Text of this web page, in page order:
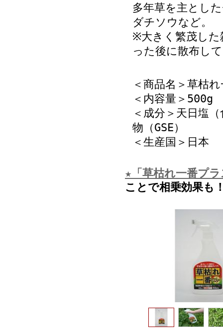
多年草を主とし
ダチソウなど。
※大きく繁茂した
った後に散布し
＜商品名＞草枯
＜内容量＞500g
＜成分＞天日塩
物（GSE）
＜生産国＞日本
★「草枯れ一番プ
ことで相乗効果も